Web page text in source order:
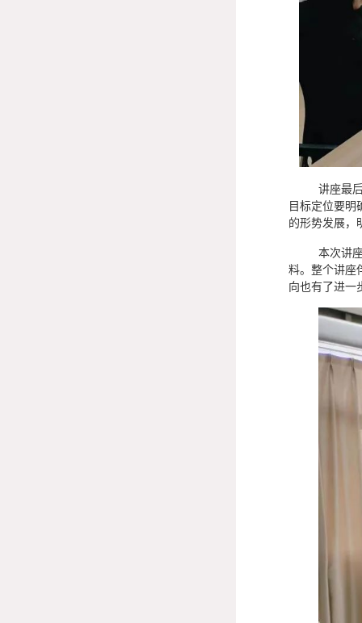
讲座最
目标定位要明
的形势发展，
本次讲
料。整个讲座
向也有了进一